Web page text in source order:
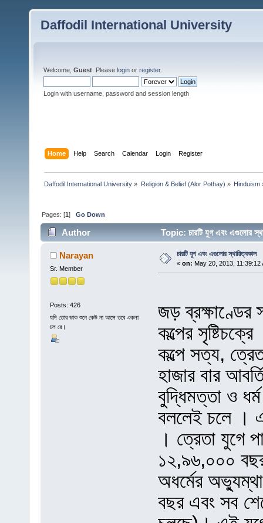
Daffodil International University
Welcome, Guest . Please login or register.
Login with username, password and session length
Home Help Search Calendar Login Register
Daffodil International University » Religion & Belief (Alor Pothay) » Hinduism
Pages: [1]Go Down
Author Topic: চারটি যুগ এবং এগুলোর
Narayan
Sr. Member
Posts: 426
যদি তোর ডাক শুনে কেউ না আসে তবে একলা
চল রে।
চারটি যুগ এবং এগুলোর স্থায়িত্বকাল
« on: May 20, 2013, 11:39:12
জড় ব্রক্ষাণ্ডের
কল্পের
কল্পে সত্য,
হাজার বার
বুদ্ধিমত্তা ও
বললেই চলে ।
। ত্রেতা যুগে
১২,৯৬,০০০
অধর্মের
বছর এবং সব